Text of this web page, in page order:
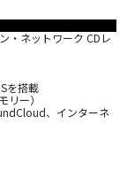
・ネットワーク CDレ
を搭載
ー）
、インターネ